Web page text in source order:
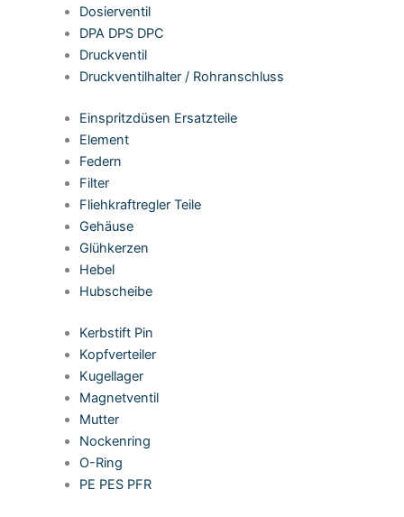
Dosierventil
DPA DPS DPC
Druckventil
Druckventilhalter / Rohranschluss
Einspritzdüsen Ersatzteile
Element
Federn
Filter
Fliehkraftregler Teile
Gehäuse
Glühkerzen
Hebel
Hubscheibe
Kerbstift Pin
Kopfverteiler
Kugellager
Magnetventil
Mutter
Nockenring
O-Ring
PE PES PFR